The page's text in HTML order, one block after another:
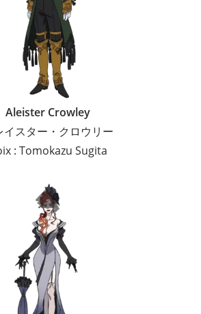
Aleister Crowley
イスター・クロウリー
: Tomokazu Sugita